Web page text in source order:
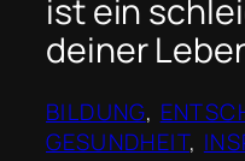
ist ein
deiner
BILDUNG,
GESUNDHEIT,